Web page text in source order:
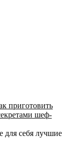
приготовить
шеф-
для себя лучшие